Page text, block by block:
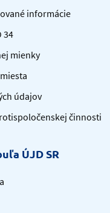
informácie
34
mienky
údajov
činnosti
ÚJD SR